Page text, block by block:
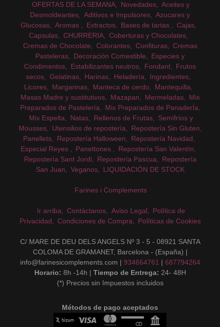
OFERTAS DE LA SEMANA Novedades
Aceites y
Desmoldeantes
Aditivos e Impulsores
Azucares y
Glucosas
Aromas Extractos Bases de tartas
Cajas
Capsulas
CHURRERIA
Coberturas y Chocolates
Cremas de Chocolate
Colorantes Confituras
Cremas
Pasteleras
Decoración Comestible
Especies y
Condimentos
Estabilizantes neutros Fondant
Frutos
secos
Gelatinas Harinas Heladería
Ingredientes
Licores
Margarinas Manteca de cerdo
Mantequilla
Masas Madre y sustitutivos
Mazapan Mermeladas
Mix
Preparados de Pastelería
Mix Preparados de PanaderÍa
Mix Espelta
Natas Rellenos de Frutas
Semifríos y
Mousses
Utensilios de repostería
Repostería Sin Gluten
Panellets
Repostería Halloween
Repostería Navidad
Especial Reyes
Panettones
Repostería San Valentín
Repostería Sant Jordi
Repostería Pascua
Repostería
San Juan
Veganos LIQUIDACIÓN DE STOCK
Farines i Complements
Ir arriba Contáctanos Aviso Legal
Política de
Privacidad
Condiciones de Compra Políticas de Cookies
C/ MARE DE DEU DELS ANGELS Nº 3 - 5 - 08921 SANTA
COLOMA DE GRAMANET, Barcelona - (España) |
info@farinesicomplements.com | 934664761 | 687794264
Horario: 8h -14h | Tiempo de Entrega: 24- 48H
(*) Precios sin Impuestos incluidos
Métodos de pago aceptados